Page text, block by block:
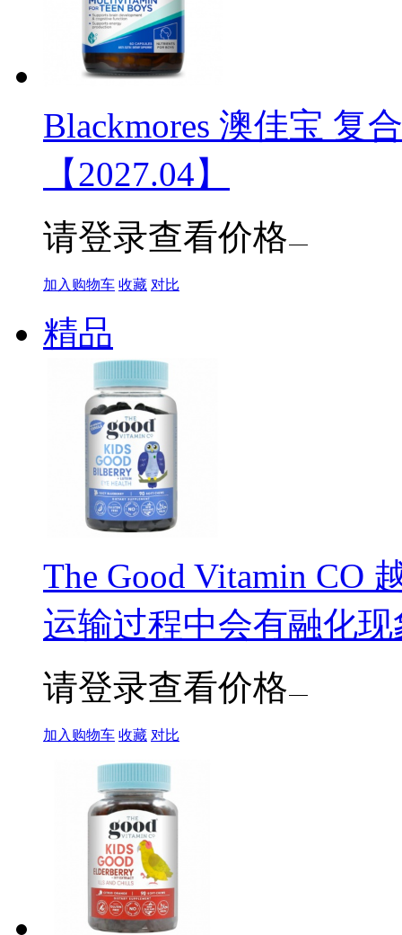
Blackmores 澳佳宝 复
【2027.04】
请登录查看价格
加入购物车 收藏 对比
精品
The Good Vitamin CO
运输过程中会有融化
请登录查看价格
加入购物车 收藏 对比